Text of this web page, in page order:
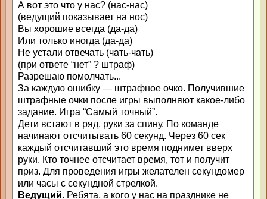
А вот это что у нас? (нас-нас)
(ведущий показывает на нос)
Вы хорошие всегда (да-да)
Или только иногда (да-да)
Не устали отвечать (чать-чать)
(при ответе “нет” ? штраф)
Разрешаю помолчать...
За каждую ошибку — штрафное очко. Получившие
штрафные очки после игры выполняют какое-либо
задание. Игра “Самый точный”.
Дети встают в ряд, руки за спину. По команде
начинают отсчитывать 60 секунд. Через 60 сек
каждый отсчитавший это время поднимет вверх
руки. Кто точнее отсчитает время, тот и получит
приз. Для проведения игры желателен секундомер
или часы с секундной стрелкой.
Ведущий. Ребята, а кого у нас на празднике не